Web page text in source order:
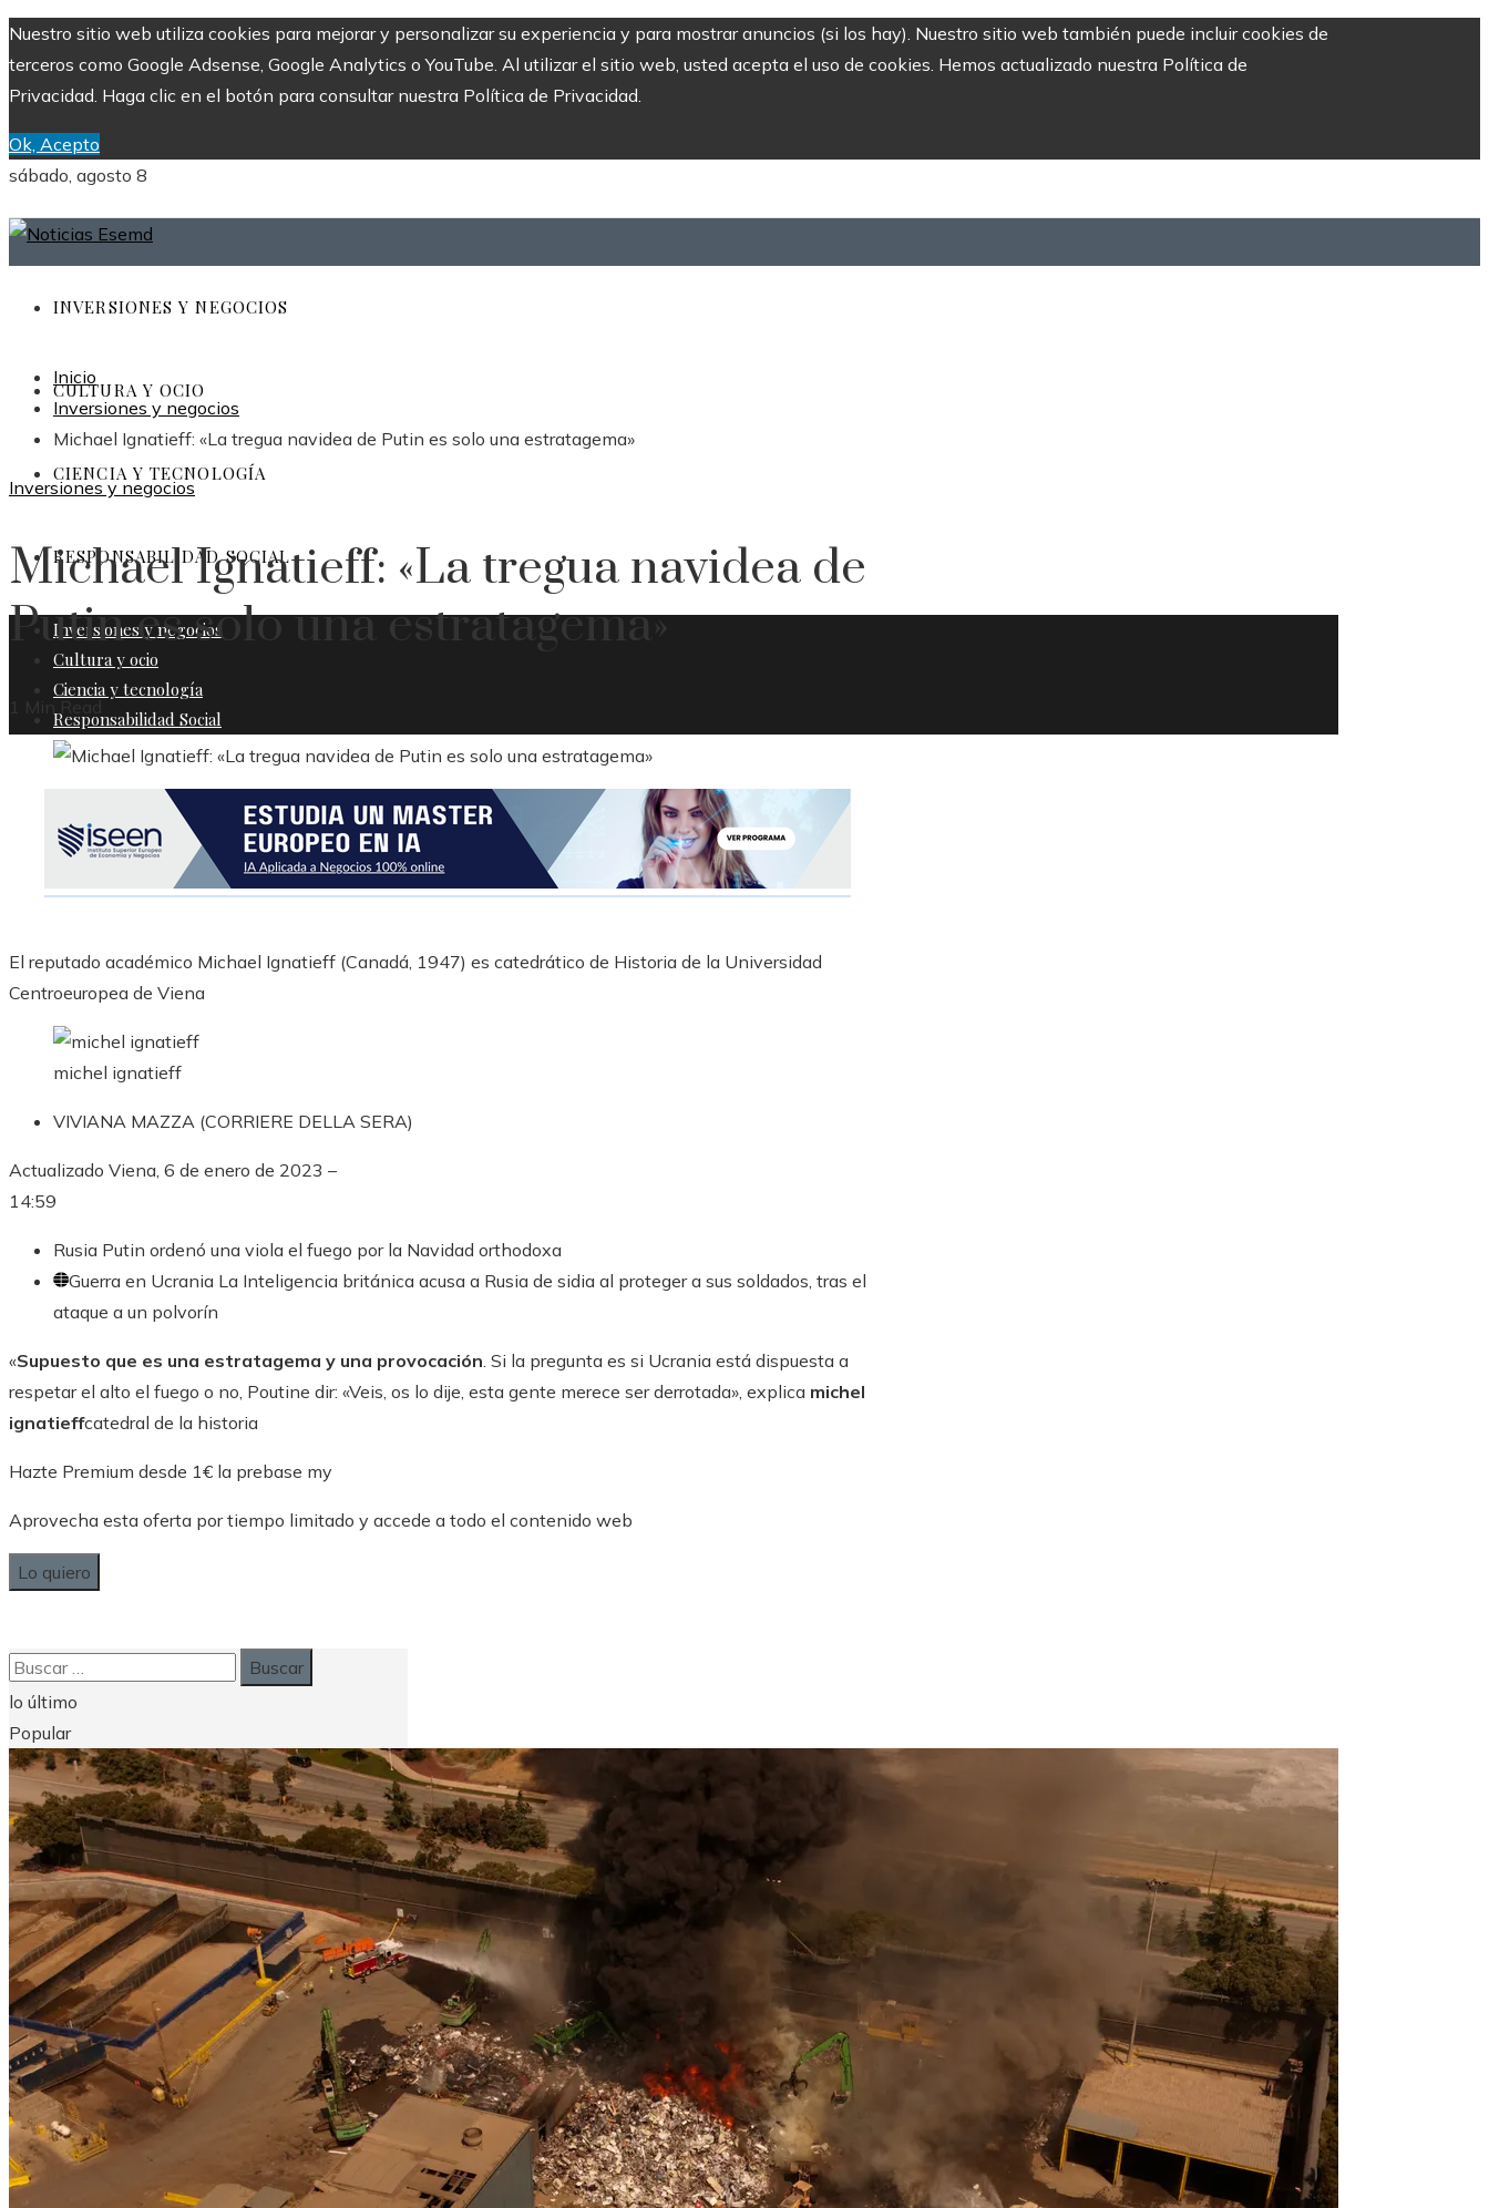
Nuestro sitio web utiliza cookies para mejorar y personalizar su experiencia y para mostrar anuncios (si los hay). Nuestro sitio web también puede incluir cookies de
terceros como Google Adsense, Google Analytics o YouTube. Al utilizar el sitio web, usted acepta el uso de cookies. Hemos actualizado nuestra Política de
Privacidad. Haga clic en el botón para consultar nuestra Política de Privacidad.
Ok, Acepto
sábado, agosto 8
INVERSIONES Y NEGOCIOS
CULTURA Y OCIO
CIENCIA Y TECNOLOGÍA
RESPONSABILIDAD SOCIAL
Inversiones y negocios
Cultura y ocio
Ciencia y tecnología
Responsabilidad Social
Inicio
Inversiones y negocios
Michael Ignatieff: «La tregua navidea de Putin es solo una estratagema»
Inversiones y negocios
Michael Ignatieff: «La tregua navidea de
Putin es solo una estratagema»
1 Min Read
El reputado académico Michael Ignatieff (Canadá, 1947) es catedrático de Historia de la Universidad
Centroeuropea de Viena
michel ignatieff
VIVIANA MAZZA (CORRIERE DELLA SERA)
Actualizado Viena, 6 de enero de 2023 –
14:59
Rusia Putin ordenó una viola el fuego por la Navidad orthodoxa
Guerra en Ucrania La Inteligencia británica acusa a Rusia de sidia al proteger a sus soldados, tras el
ataque a un polvorín
«Supuesto que es una estratagema y una provocación. Si la pregunta es si Ucrania está dispuesta a
respetar el alto el fuego o no, Poutine dir: «Veis, os lo dije, esta gente merece ser derrotada», explica michel
ignatieffcatedral de la historia
Hazte Premium desde 1€ la prebase my
Aprovecha esta oferta por tiempo limitado y accede a todo el contenido web
Lo quiero
Buscar:
lo último
Popular